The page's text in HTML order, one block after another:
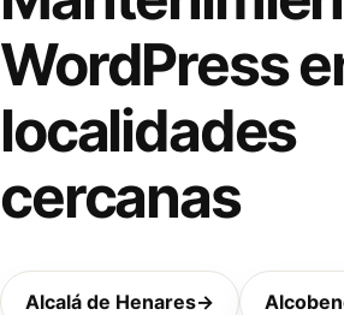
WordPress
localidades
cercanas
Alcalá de Henares→